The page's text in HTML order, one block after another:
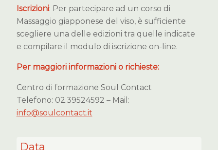
Iscrizioni: Per partecipare ad un corso di
Massaggio giapponese del viso, è sufficiente
scegliere una delle edizioni tra quelle indicate
e compilare il modulo di iscrizione on-line.
Per maggiori informazioni o richieste:
Centro di formazione Soul Contact
Telefono: 02.39524592 – Mail:
info@soulcontact.it
Data